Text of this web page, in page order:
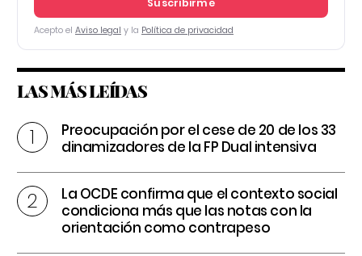
Suscribirme
Acepto el Aviso legal y la Política de privacidad
LAS MÁS LEÍDAS
Preocupación por el cese de 20 de los 33
dinamizadores de la FP Dual intensiva
La OCDE confirma que el contexto social
condiciona más que las notas con la
orientación como contrapeso